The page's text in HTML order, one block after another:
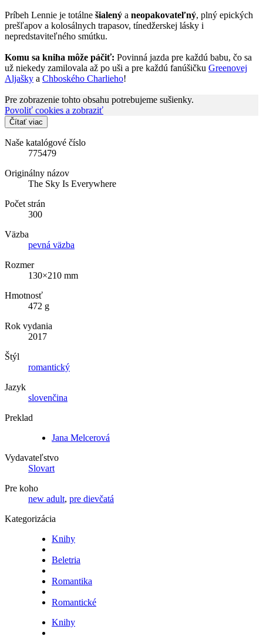
Príbeh Lennie je totálne šialený a neopakovateľný, plný epických
prešľapov a kolosálnych trapasov, tínedžerskej lásky i
nepredstaviteľného smútku.
Komu sa kniha môže páčiť: Povinná jazda pre každú babu, čo sa
už niekedy zamilovala až po uši a pre každú fanúšičku Greenovej
Aljašky a Chboského Charlieho!
Pre zobrazenie tohto obsahu potrebujeme sušienky.
Povoliť cookies a zobraziť
Čítať viac
Naše katalógové číslo
775479
Originálny názov
The Sky Is Everywhere
Počet strán
300
Väzba
pevná väzba
Rozmer
130×210 mm
Hmotnosť
472 g
Rok vydania
2017
Štýl
romantický
Jazyk
slovenčina
Preklad
Jana Melcerová
Vydavateľstvo
Slovart
Pre koho
new adult, pre dievčatá
Kategorizácia
Knihy
Beletria
Romantika
Romantické
Knihy